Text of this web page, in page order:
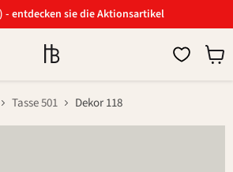
- entdecken sie die Aktionsartikel
Tasse 501 Dekor 118